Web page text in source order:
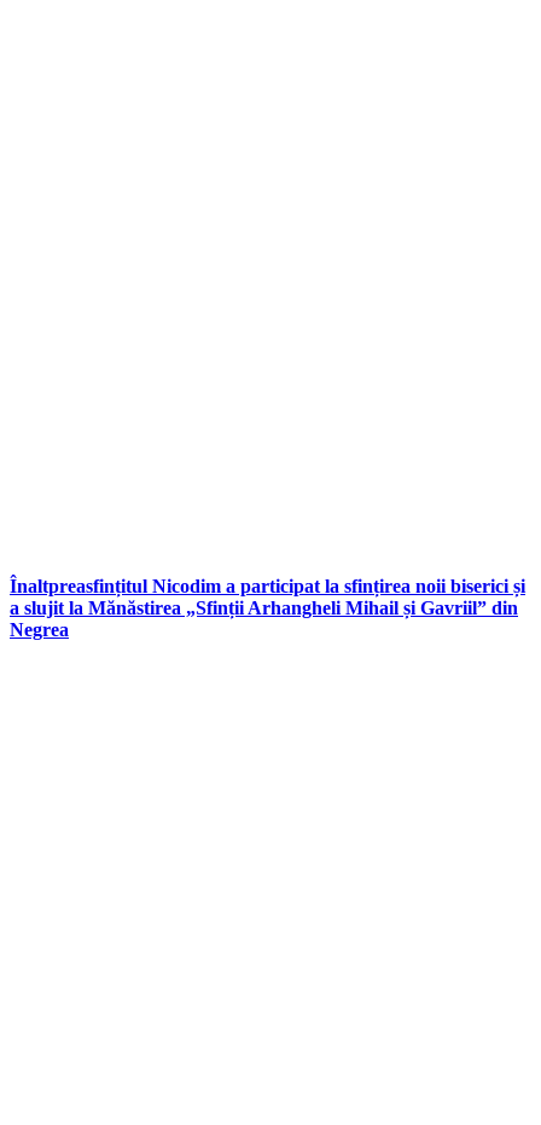
Înaltpreasfințitul Nicodim a participat la sfințirea noii biserici și
a slujit la Mănăstirea „Sfinții Arhangheli Mihail și Gavriil” din
Negrea